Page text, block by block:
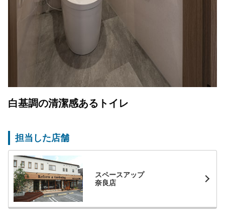
白基調の清潔感あるトイレ
担当した店舗
スペースアップ
奈良店